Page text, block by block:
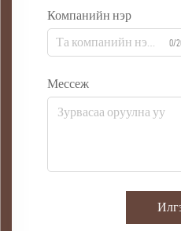
Компанийн нэр
0/
Мессеж